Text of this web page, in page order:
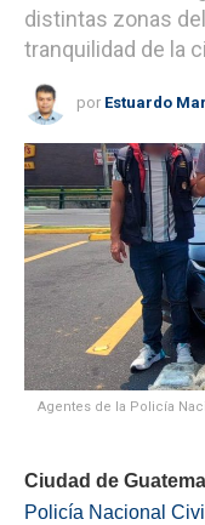
distintas zonas
tranquilidad de la
por Estuardo
Agentes de la Policía
Ciudad de
Policía Nacional Civil